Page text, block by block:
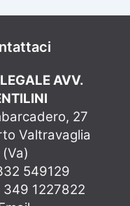
AVV.
27
Valtravaglia
(Va)
549129
349 1227822